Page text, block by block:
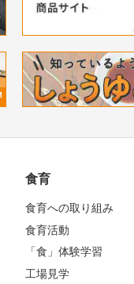
食育
食育への取り組み
食育活動
「食」体験学習
工場見学